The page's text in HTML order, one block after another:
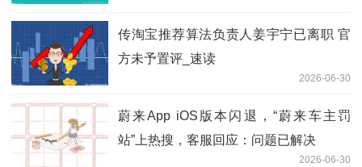
传淘宝推荐算法负责人姜宇宁已离职 官
方未予置评_速读
2026-06-30
蔚来App iOS版本闪退，“蔚来车主罚
站”上热搜，客服回应：问题已解决
2026-06-30